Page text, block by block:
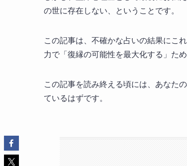
の世に存在しない、ということです。
この記事は、不確かな占いの結果にこ
力で「復縁の可能性を最大化する」た
この記事を読み終える頃には、あなた
ているはずです。